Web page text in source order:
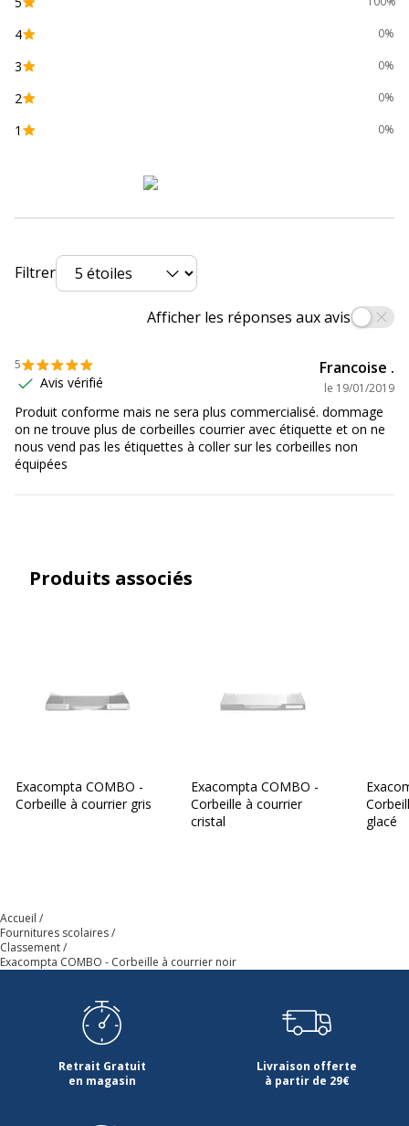
4 0%
3 0%
2 0%
1 0%
Filtrer
Afficher les réponses aux avis
5
Avis vérifié
Francoise .
le 19/01/2019
Produit conforme mais ne sera plus commercialisé. dommage
on ne trouve plus de corbeilles courrier avec étiquette et on ne
nous vend pas les étiquettes à coller sur les corbeilles non
équipées
Produits associés
Exacompta COMBO -
Corbeille à courrier gris
Exacompta COMBO -
Corbeille à courrier
cristal
glacé
Accueil
Fournitures scolaires
Classement
Exacompta COMBO - Corbeille à courrier noir
Retrait Gratuit
en magasin
Livraison offerte
à partir de 29€